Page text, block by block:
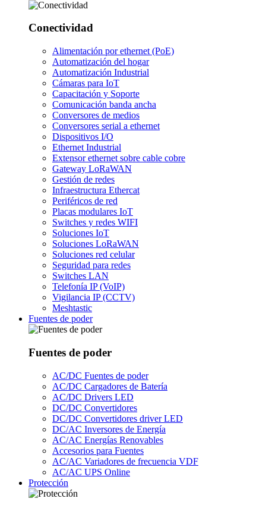
Conectividad
Alimentación por ethernet (PoE)
Automatización del hogar
Automatización Industrial
Cámaras para IoT
Capacitación y Soporte
Comunicación banda ancha
Conversores de medios
Conversores serial a ethernet
Dispositivos I/O
Ethernet Industrial
Extensor ethernet sobre cable cobre
Gateway LoRaWAN
Gestión de redes
Infraestructura Ethercat
Periféricos de red
Placas modulares IoT
Switches y redes WIFI
Soluciones IoT
Soluciones LoRaWAN
Soluciones red celular
Seguridad para redes
Switches LAN
Telefonía IP (VoIP)
Vigilancia IP (CCTV)
Meshtastic
Fuentes de poder
Fuentes de poder
AC/DC Fuentes de poder
AC/DC Cargadores de Batería
AC/DC Drivers LED
DC/DC Convertidores
DC/DC Convertidores driver LED
DC/AC Inversores de Energía
AC/AC Energías Renovables
Accesorios para Fuentes
AC/AC Variadores de frecuencia VDF
AC/AC UPS Online
Protección